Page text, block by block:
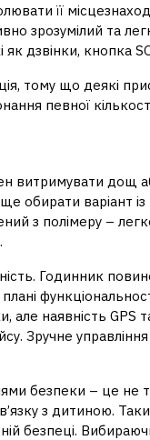
її
зрозумілий та
як дзвінки, кнопка
тому що деякі
певної
витримувати дощ
обирати варіант
з полімеру –
Годинник
але наявність
Зручне
безпеки – це не
з дитиною.
безпеці.